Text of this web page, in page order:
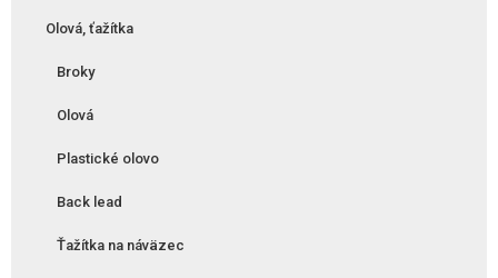
Olová, ťažítka
Broky
Olová
Plastické olovo
Back lead
Ťažítka na náväzec